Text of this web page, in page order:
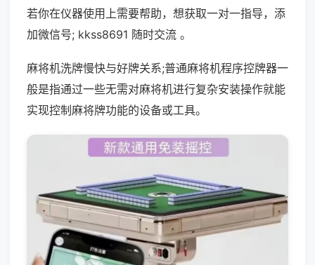
若你在仪器使用上需要帮助，想获取一对一指导，添
加微信号; kkss8691 随时交流 。
麻将机洗牌慢快与好牌关系;普通麻将机程序控牌器一
般是指通过一些无需对麻将机进行复杂安装操作就能
实现控制麻将牌功能的设备或工具。